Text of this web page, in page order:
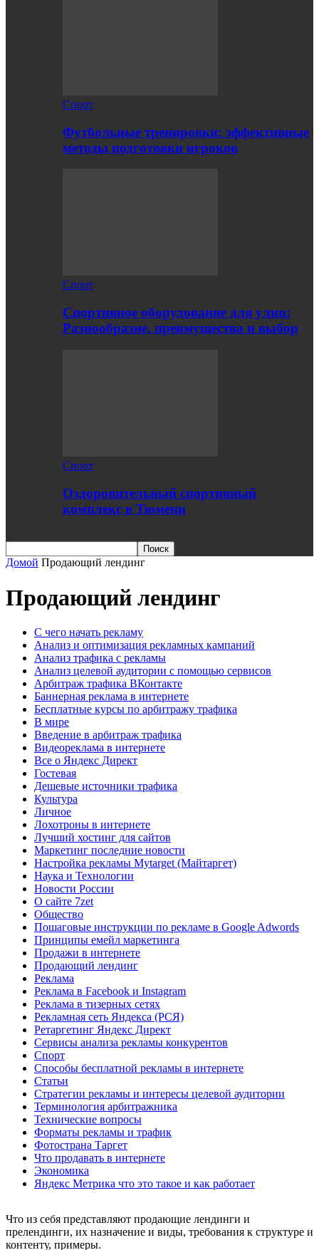
Спорт
Футбольные тренировки: эффективные
методы подготовки игроков
Спорт
Спортивное оборудование для улиц:
Разнообразие, преимущества и выбор
Спорт
Оздоровительный спортивный
комплекс в Тюмени
Домой Продающий лендинг
Продающий лендинг
C чего начать рекламу
Анализ и оптимизация рекламных кампаний
Анализ трафика с рекламы
Анализ целевой аудитории с помощью сервисов
Арбитраж трафика ВКонтакте
Баннерная реклама в интернете
Бесплатные курсы по арбитражу трафика
В мире
Введение в арбитраж трафика
Видеореклама в интернете
Все о Яндекс Директ
Гостевая
Дешевые источники трафика
Культура
Личное
Лохотроны в интернете
Лучший хостинг для сайтов
Маркетинг последние новости
Настройка рекламы Mytarget (Майтаргет)
Наука и Технологии
Новости России
О сайте 7zet
Общество
Пошаговые инструкции по рекламе в Google Adwords
Принципы емейл маркетинга
Продажи в интернете
Продающий лендинг
Реклама
Реклама в Facebook и Instagram
Реклама в тизерных сетях
Рекламная сеть Яндекса (РСЯ)
Ретаргетинг Яндекс Директ
Сервисы анализа рекламы конкурентов
Спорт
Способы бесплатной рекламы в интернете
Статьи
Стратегии рекламы и интересы целевой аудитории
Терминология арбитражника
Технические вопросы
Форматы рекламы и трафик
Фотострана Таргет
Что продавать в интернете
Экономика
Яндекс Метрика что это такое и как работает
Что из себя представляют продающие лендинги и
прелендинги, их назначение и виды, требования к структуре и
контенту, примеры.